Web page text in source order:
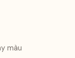
màu